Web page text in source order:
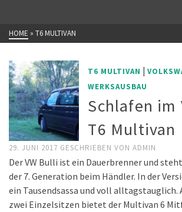
HOME » T6 MULTIVAN
T6 MULTIVAN |
WERKSAUSBAU
Schlafen im
T6 Multivan
29. JUNI 2017 GESCHRIEBEN VON ADMIN
Der VW Bulli ist ein Dauerbrenner und
der 7. Generation beim Händler. In der
ein Tausendsassa und voll
zwei Einzelsitzen bietet der Multivan 6